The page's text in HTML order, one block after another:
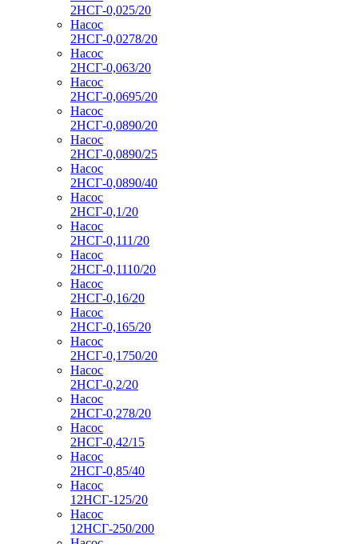
2НСГ-0,025/20
Насос
2НСГ-0,0278/20
Насос
2НСГ-0,063/20
Насос
2НСГ-0,0695/20
Насос
2НСГ-0,0890/20
Насос
2НСГ-0,0890/25
Насос
2НСГ-0,0890/40
Насос
2НСГ-0,1/20
Насос
2НСГ-0,111/20
Насос
2НСГ-0,1110/20
Насос
2НСГ-0,16/20
Насос
2НСГ-0,165/20
Насос
2НСГ-0,1750/20
Насос
2НСГ-0,2/20
Насос
2НСГ-0,278/20
Насос
2НСГ-0,42/15
Насос
2НСГ-0,85/40
Насос
12НСГ-125/20
Насос
12НСГ-250/200